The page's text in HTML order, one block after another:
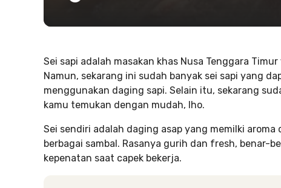
Sei sapi adalah masakan khas Nusa Tenggara
Namun, sekarang ini sudah banyak sei sapi yang
menggunakan daging sapi. Selain itu, sekarang
kamu temukan dengan mudah, lho.
Sei sendiri adalah daging asap yang memilki
berbagai sambal. Rasanya gurih dan fresh, benar-
kepenatan saat capek bekerja.